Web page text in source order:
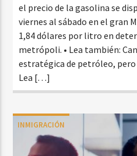
el precio de la gasolina se
viernes al sábado en el gran
1,84 dólares por litro en
metrópoli. • Lea también:
estratégica de petróleo, pero
Lea […]
INMIGRACIÓN